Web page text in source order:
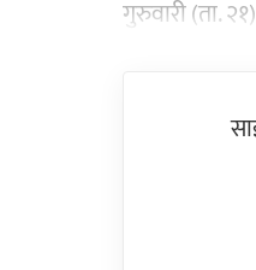
गुरुवारी (ता.